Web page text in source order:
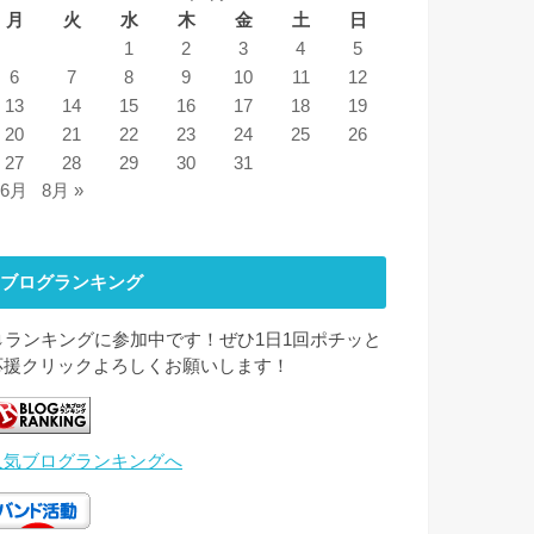
月
火 水 木 金 土
日
1
2 3 4
5
6
7 8 9 10 11
12
13
14 15 16 17 18
19
20
21 22 23 24 25
26
27
28 29 30
31
月
8月 »
ブログランキング
ランキングに参加中です！ぜひ1日1回ポチッと
援クリックよろしくお願いします！
気ブログランキングへ